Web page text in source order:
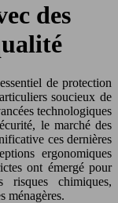
des
de protection
soucieux de
technologiques
le marché des
ces dernières
ergonomiques
ont émergé pour
chimiques,
ménagères.